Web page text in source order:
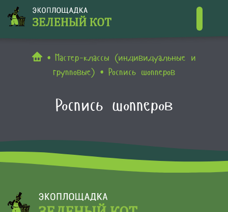
Контакты
Мастер-классы (индивидуальные и
групповые)
Роспись шопперов
Роспись шопперов